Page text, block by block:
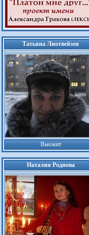
Татьяна Лиотвейзен
Вьюжит
Наталия Роднова